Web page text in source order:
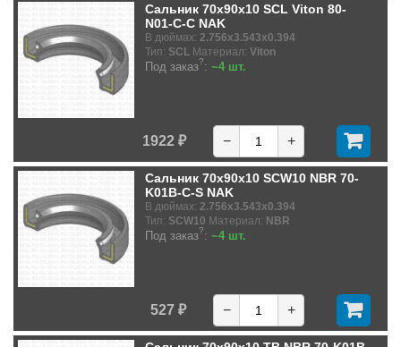
Сальник 70x90x10 SCL Viton 80-
N01-C-C NAK
В дюймах: 2.756x3.543x0.394
Тип: SCL Материал: Viton
Под заказ?: ~4 шт.
1922 ₽ − +
Сальник 70x90x10 SCW10 NBR 70-
K01B-C-S NAK
В дюймах: 2.756x3.543x0.394
Тип: SCW10 Материал: NBR
Под заказ?: ~4 шт.
527 ₽ − +